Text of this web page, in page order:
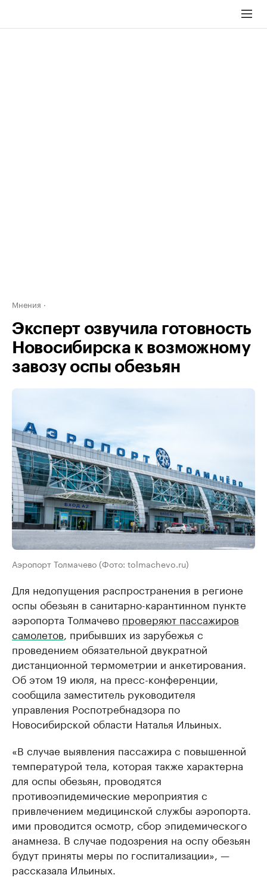
Мнения
Эксперт озвучила готовность
Новосибирска к возможному
завозу оспы обезьян
Аэропорт Толмачево (Фото: tolmachevo.ru)
Для недопущения распространения в регионе
оспы обезьян в санитарно-карантинном пункте
аэропорта Толмачево проверяют пассажиров
самолетов, прибывших из зарубежья с
проведением обязательной двукратной
дистанционной термометрии и анкетирования.
Об этом 19 июля, на пресс-конференции,
сообщила заместитель руководителя
управления Роспотребнадзора по
Новосибирской области Наталья Ильиных.
«В случае выявления пассажира с повышенной
температурой тела, которая также характерна
для оспы обезьян, проводятся
противоэпидемические мероприятия с
привлечением медицинской службы аэропорта.
ими проводится осмотр, сбор эпидемического
анамнеза. В случае подозрения на оспу обезьян
будут приняты меры по госпитализации», —
рассказала Ильиных.